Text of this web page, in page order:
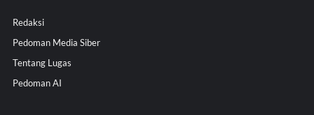
Redaksi
Pedoman Media Siber
Tentang Lugas
Pedoman AI